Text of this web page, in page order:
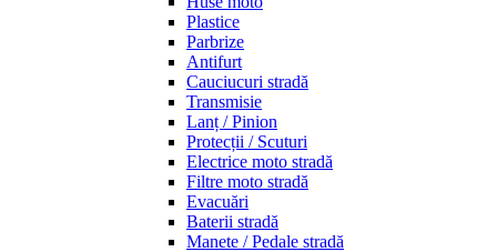
Plastice
Parbrize
Antifurt
Cauciucuri stradă
Transmisie
Lanț / Pinion
Protecții / Scuturi
Electrice moto stradă
Filtre moto stradă
Evacuări
Baterii stradă
Manete / Pedale stradă